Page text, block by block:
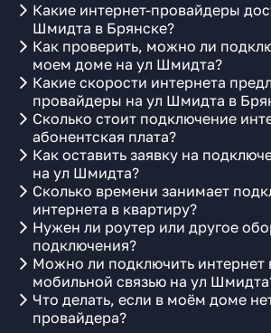
Какие интернет-провайдеры
Шмидта в Брянске?
Как проверить, можно ли
моем доме на ул Шмидта?
Какие скорости интернета
провайдеры на ул Шмидта в
Сколько стоит подключение
абонентская плата?
Как оставить заявку на
на ул Шмидта?
Сколько времени занимает
интернета в квартиру?
Нужен ли роутер или другое
подключения?
Можно ли подключить интернет
мобильной связью на ул
Что делать, если в моём доме
провайдера?